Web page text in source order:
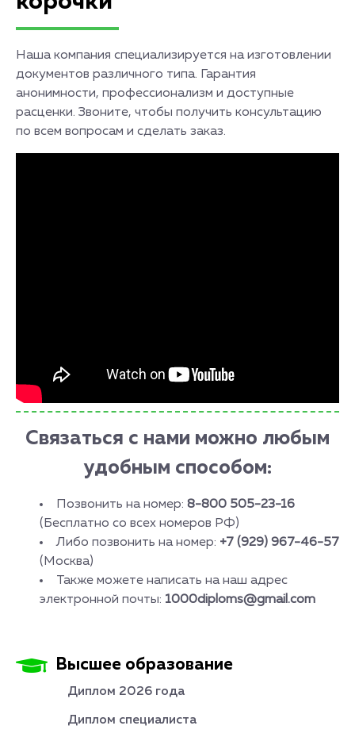
Наша компания специализируется на изготовлении
документов различного типа. Гарантия
анонимности, профессионализм и доступные
расценки. Звоните, чтобы получить консультацию
по всем вопросам и сделать заказ.
Связаться с нами можно любым
удобным способом:
Позвонить на номер: 8-800 505-23-16
(Бесплатно со всех номеров РФ)
Либо позвонить на номер: +7 (929) 967-46-57
(Москва)
Также можете написать на наш адрес
электронной почты: 1000diploms@gmail.com
Высшее образование
Диплом 2026 года
Диплом специалиста